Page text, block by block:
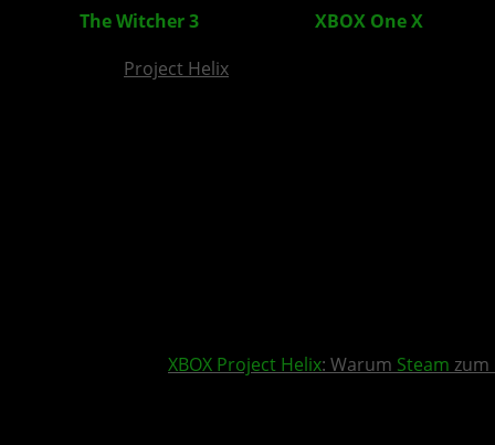
The Witcher 3 XBOX One X
Project Helix
XBOX Project Helix: Warum Steam zum